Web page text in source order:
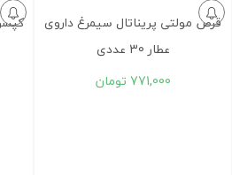
قرص مولتی پریناتال سیمرغ داروی
عطار 30 عددی
771,000 تومان